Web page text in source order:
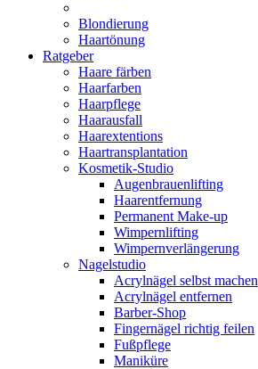
Blondierung
Haartönung
Ratgeber
Haare färben
Haarfarben
Haarpflege
Haarausfall
Haarextentions
Haartransplantation
Kosmetik-Studio
Augenbrauenlifting
Haarentfernung
Permanent Make-up
Wimpernlifting
Wimpernverlängerung
Nagelstudio
Acrylnägel selbst machen
Acrylnägel entfernen
Barber-Shop
Fingernägel richtig feilen
Fußpflege
Maniküre